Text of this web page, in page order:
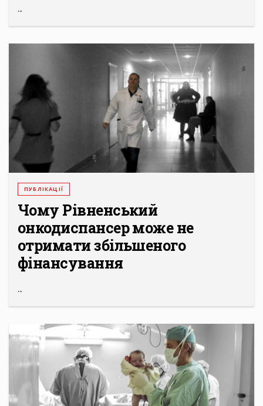
...
ПУБЛІКАЦІЇ
Чому Рівненський
онкодиспансер може не
отримати збільшеного
фінансування
...